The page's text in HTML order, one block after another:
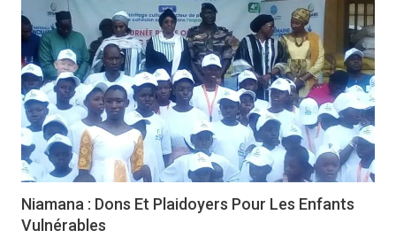
Niamana : Dons Et Plaidoyers Pour Les Enfants
Vulnérables